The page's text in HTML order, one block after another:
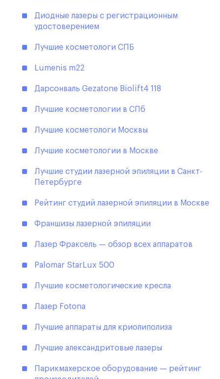
Диодные лазеры с регистрационным
удостоверением
Лучшие косметологи СПБ
Lumenis m22
Дарсонваль Gezatone Biolift4 118
Лучшие косметологии в СПб
Лучшие косметологи Москвы
Лучшие косметологии в Москве
Лучшие студии лазерной эпиляции в Санкт-
Петербурге
Рейтинг студий лазерной эпиляции в Москве
Франшизы лазерной эпиляции
Лазер Фраксель — обзор всех аппаратов
Palomar StarLux 500
Лучшие косметологические кресла
Лазер Fotona
Лучшие аппараты для криолиполиза
Лучшие александритовые лазеры
Парикмахерское оборудование — рейтинг